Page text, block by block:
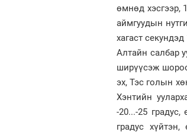
өмнөд хэсгээр,
аймгуудын
хагаст
Алтайн салбар
ширүүсэж
эх, Тэс голын
Хэнтийн
-20...-25
градус